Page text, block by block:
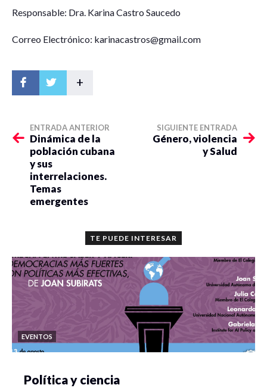
Responsable: Dra. Karina Castro Saucedo
Correo Electrónico: karinacastros@gmail.com
+
ENTRADA ANTERIOR
Dinámica de la
población cubana
y sus
interrelaciones.
Temas
emergentes
SIGUIENTE ENTRADA
Género, violencia
y Salud
TE PUEDE INTERESAR
EVENTOS
Política y ciencia